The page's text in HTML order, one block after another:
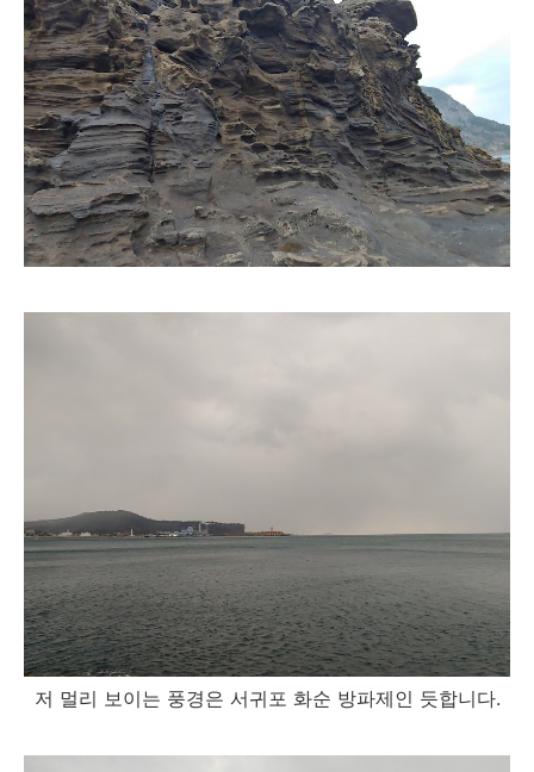
저 멀리 보이는 풍경은 서귀포 화순 방파제인 듯합니다.